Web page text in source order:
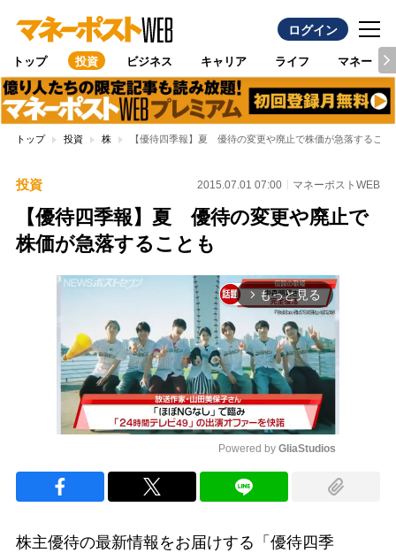
ログイン
トップ 投資 ビジネス キャリア ライフ マネー
トップ 投資 株 【優待四季報】夏 優待の変更や廃止で株価が急落すること
投資 2015.07.01 07:00 マネーポストWEB
【優待四季報】夏 優待の変更や廃止で
株価が急落することも
arrow_forward_ios もっと見る
Powered by GliaStudios
株主優待の最新情報をお届けする「優待四季